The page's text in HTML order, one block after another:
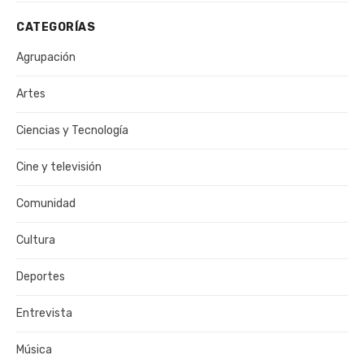
CATEGORÍAS
Agrupación
Artes
Ciencias y Tecnología
Cine y televisión
Comunidad
Cultura
Deportes
Entrevista
Música